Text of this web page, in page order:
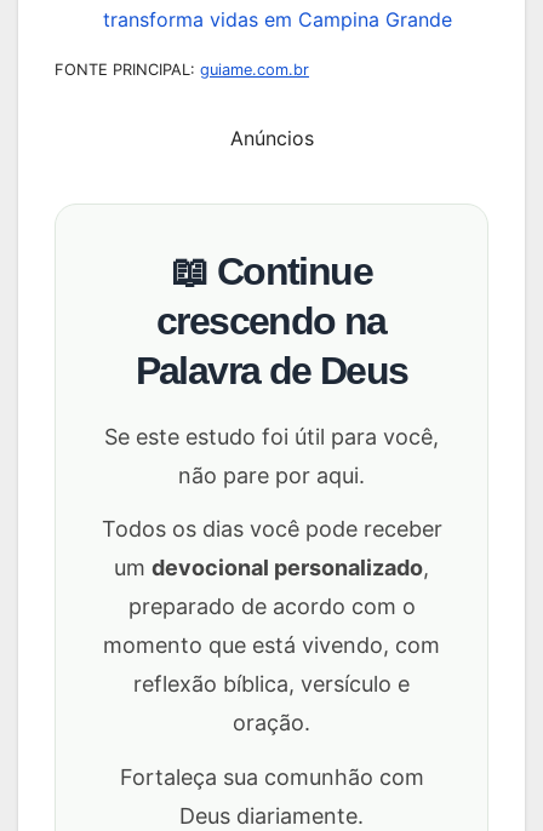
transforma vidas em Campina Grande
FONTE PRINCIPAL: guiame.com.br
Anúncios
📖 Continue
crescendo na
Palavra de Deus
Se este estudo foi útil para você,
não pare por aqui.
Todos os dias você pode receber
um devocional personalizado,
preparado de acordo com o
momento que está vivendo, com
reflexão bíblica, versículo e
oração.
Fortaleça sua comunhão com
Deus diariamente.